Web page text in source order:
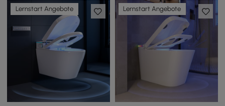
Lernstart Angebote Lernstart Angebote